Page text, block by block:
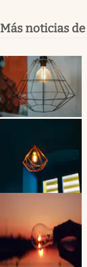
Más noticias de